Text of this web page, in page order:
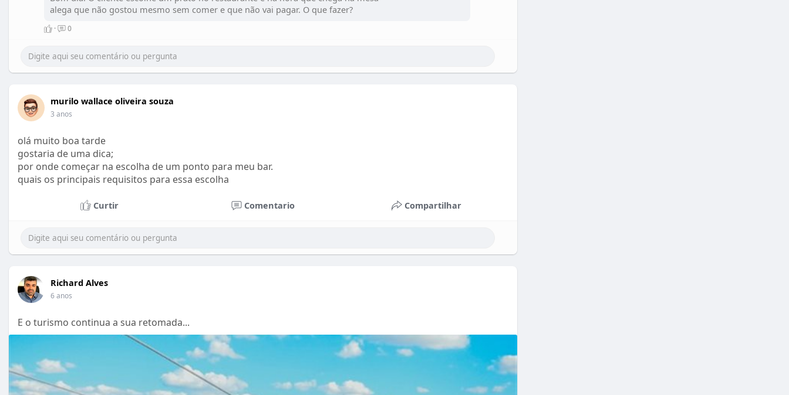
alega que não gostou mesmo sem comer e que não vai pagar. O que fazer?
· 0
murilo wallace oliveira souza
3 anos
olá muito boa tarde
gostaria de uma dica;
por onde começar na escolha de um ponto para meu bar.
quais os principais requisitos para essa escolha
Curtir Comentario Compartilhar
Richard Alves
6 anos
E o turismo continua a sua retomada...